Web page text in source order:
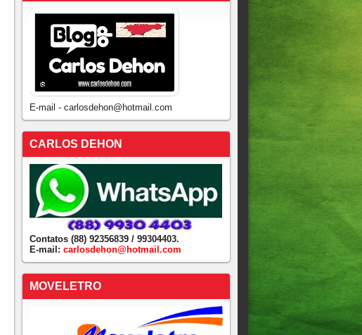
E-mail - carlosdehon@hotmail.com
CARLOS DEHON
Contatos (88) 92356839 / 99304403.
E-mail: carlosdehon@hotmail.com
MOVELETRO